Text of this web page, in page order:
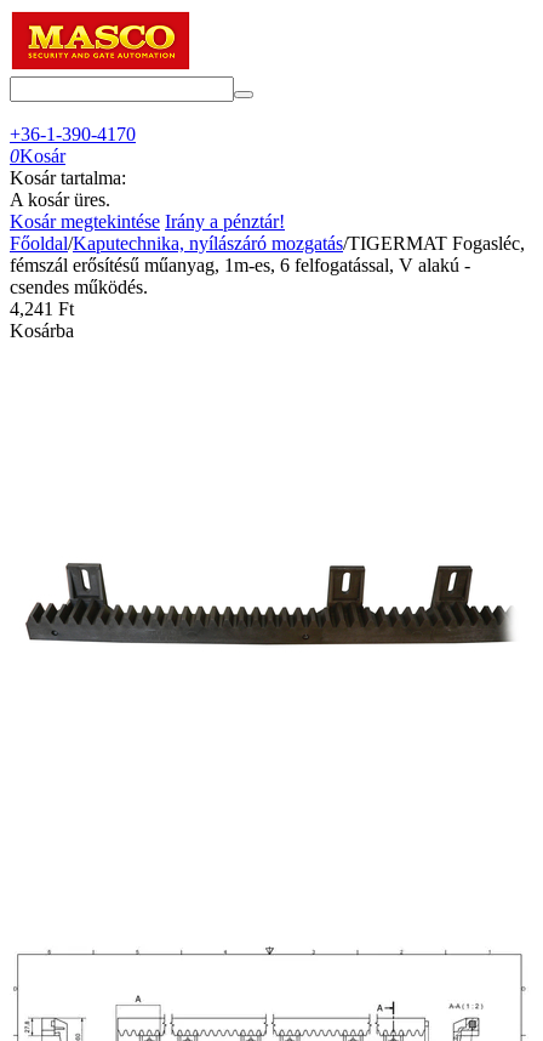
+36-1-390-4170
0Kosár
Kosár tartalma:
A kosár üres.
Kosár megtekintése Irány a pénztár!
Főoldal/Kaputechnika, nyílászáró mozgatás/TIGERMAT Fogasléc,
fémszál erősítésű műanyag, 1m-es, 6 felfogatással, V alakú -
csendes működés.
4,241 Ft
Kosárba